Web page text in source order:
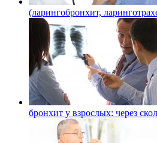
(ларингобронхит,
бронхит у взрослых: через